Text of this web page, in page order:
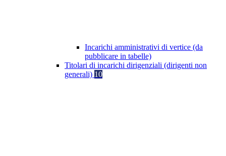
Incarichi amministrativi di vertice (da
pubblicare in tabelle)
Titolari di incarichi dirigenziali (dirigenti non
generali) 10